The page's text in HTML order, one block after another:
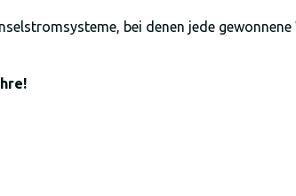
bei denen jede